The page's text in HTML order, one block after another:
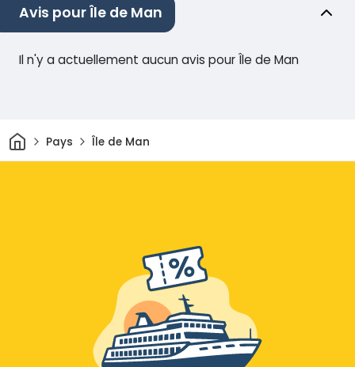
Avis pour Île de Man
Il n'y a actuellement aucun avis pour Île de Man
Maison
Pays Île de Man